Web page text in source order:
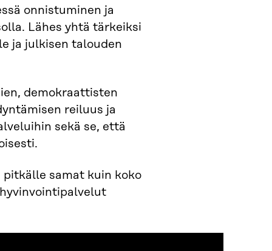
onnistuminen ja
Lähes yhtä tärkeiksi
ja julkisen talouden
demokraattisten
reiluus ja
sekä se, että
samat kuin koko